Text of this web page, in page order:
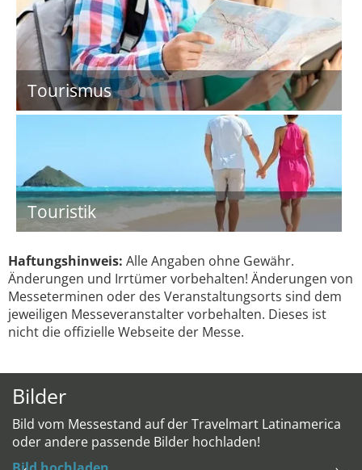
Tourismus
Touristik
Haftungshinweis: Alle Angaben ohne Gewähr.
Änderungen und Irrtümer vorbehalten! Änderungen von
Messeterminen oder des Veranstaltungsorts sind dem
jeweiligen Messeveranstalter vorbehalten. Dieses ist
nicht die offizielle Webseite der Messe.
Bilder
Bild vom Messestand auf der Travelmart Latinamerica
oder andere passende Bilder hochladen!